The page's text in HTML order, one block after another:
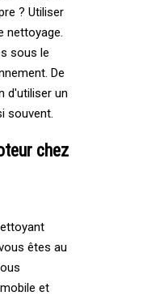
? Utiliser
nettoyage.
sous le
De
d'utiliser un
souvent.
chez
êtes au
et